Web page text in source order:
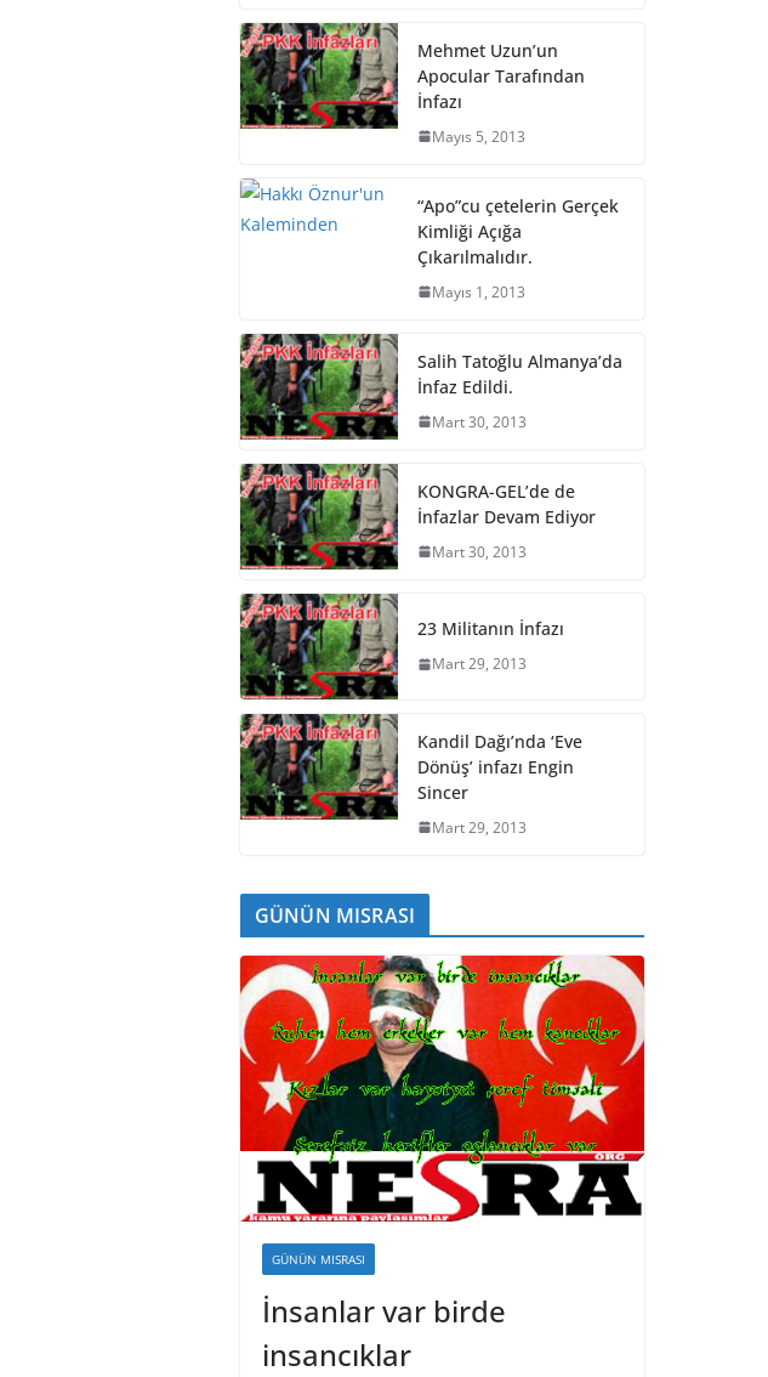
Mehmet Uzun’un
Apocular Tarafından
İnfazı
Mayıs 5, 2013
“Apo”cu çetelerin Gerçek
Kimliği Açığa
Çıkarılmalıdır.
Mayıs 1, 2013
Salih Tatoğlu Almanya’da
İnfaz Edildi.
Mart 30, 2013
KONGRA-GEL’de de
İnfazlar Devam Ediyor
Mart 30, 2013
23 Militanın İnfazı
Mart 29, 2013
Kandil Dağı’nda ‘Eve
Dönüş’ infazı Engin
Sincer
Mart 29, 2013
GÜNÜN MISRASI
GÜNÜN MISRASI
İnsanlar var birde
insancıklar